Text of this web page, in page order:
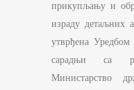
прикупљању и
израду детаљних
утврђена
сарадњи са
Министарство